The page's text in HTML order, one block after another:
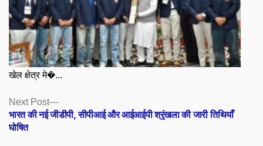
खेल क्षेत्र मे�...
Posts
navigation
Next Post
Next
post:
भारत की नई जीडीपी, सीपीआई और आईआईपी श्रृंखला की जारी तिथियाँ
घोषित